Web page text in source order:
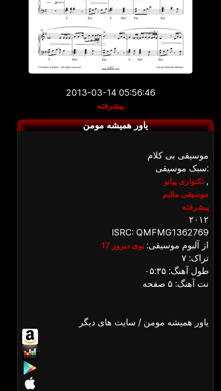
2013-03-14 05:56:46
پیشرفته
یاور همیشه مومن
موسیقی بی کلام
سبک موسیقی:
تکنوازی پیانو,
موسیقی ملایم
پیشرفته
۲۰۱۲
ISRC: QMFMG1362769
از آلبوم موسیقی: بوی دیروز 17
تراک: ۷
طول آهنگ: ۰۵:۳۵
نت آهنگ: ۵ صفحه
یاور همیشه مومن / سایت های دیگر